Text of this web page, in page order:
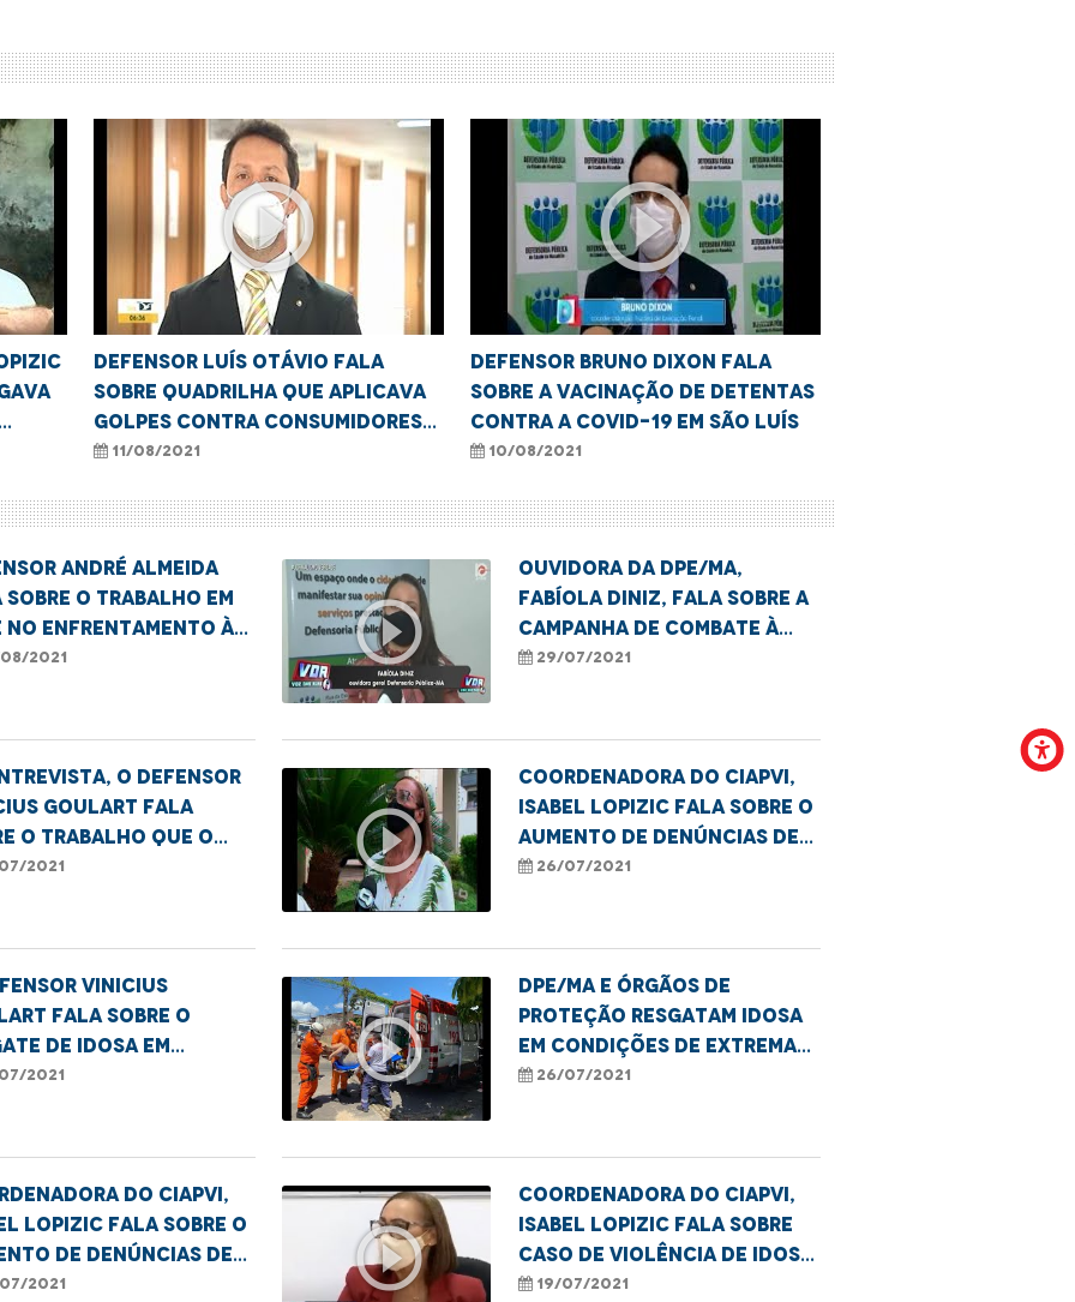
play_circle_outline
Defensor Luís Otávio fala
sobre quadrilha que aplicava
golpes contra consumidores
em São Luís
11/08/2021
play_circle_outline
Defensor Bruno Dixon fala
sobre a vacinação de detentas
contra a Covid-19 em São Luís
10/08/2021
André Almeida
o trabalho em
no enfrentamento à
contra a mulher
2021 play_circle_outline
Ouvidora da DPE/MA,
Fabíola Diniz, fala sobre a
campanha de combate à
violência menstrual
29/07/2021
o defensor
Goulart fala
o trabalho que o
realiza em São Luís.
2021 play_circle_outline
Coordenadora do CIAPVI,
Isabel Lopizic fala sobre o
aumento de denúncias de
abandono contra o idoso
26/07/2021
Vinicius
fala sobre o
de idosa em
de extrema
2021 play_circle_outline
DPE/MA e órgãos de
proteção resgatam idosa
em condições de extrema
vulnerabilidade em São
26/07/2021
do CIAPVI,
Lopizic fala sobre o
de denúncias de
contra a pessoa
2021 play_circle_outline
Coordenadora do CIAPVI,
Isabel Lopizic fala sobre
caso de violência de idosa
de 94 anos.
19/07/2021